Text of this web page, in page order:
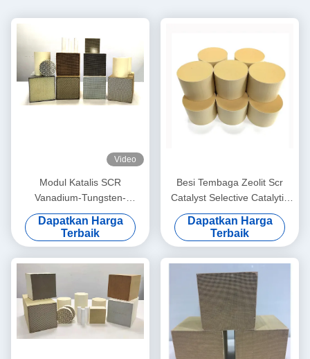
Video
Modul Katalis SCR
Vanadium-Tungsten-
Titanium (VWT) untuk Suhu
Sedang
Dapatkan Harga
Terbaik
Besi Tembaga Zeolit ​​​​Scr
Catalyst Selective Catalytic
Reduction Nox Nh3 Suhu
Rendah
Dapatkan Harga
Terbaik